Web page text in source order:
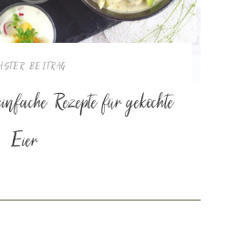
BEITRAG
Rezepte für gekochte
Eier